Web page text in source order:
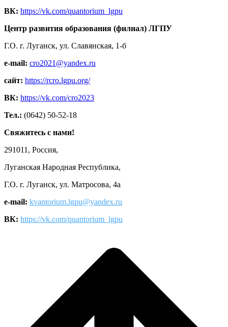
ВК: https://vk.com/quantorium_lgpu
Центр развития образования (филиал) ЛГПУ
Г.О. г. Луганск, ул. Славянская, 1-б
e-mail: cro2021@yandex.ru
сайт: https://rcro.lgpu.org/
ВК: https://vk.com/cro2023
Тел.: (0642) 50-52-18
Свяжитесь с нами!
291011, Россия,
Луганская Народная Республика,
Г.О. г. Луганск, ул. Матросова, 4а
e-mail: kvantorium.lgpu@yandex.ru
ВК: https://vk.com/quantorium_lgpu